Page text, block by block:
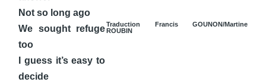
Not so long ago
We sought refuge
too
I guess it’s easy to
decide
Traduction Francis GOUNON/Martine
ROUBIN